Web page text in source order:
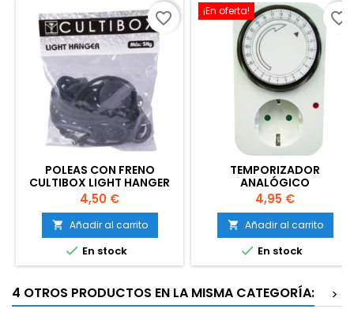
POLEAS CON FRENO
CULTIBOX LIGHT HANGER
Precio
4,50 €
 Añadir al carrito
 En stock
favorite_border ¡En oferta!
TEMPORIZADOR
ANALÓGICO
Precio
4,95 €
 Añadir al carrito
 En stock
favorite_border
4 OTROS PRODUCTOS EN LA MISMA CATEGORÍA:
>